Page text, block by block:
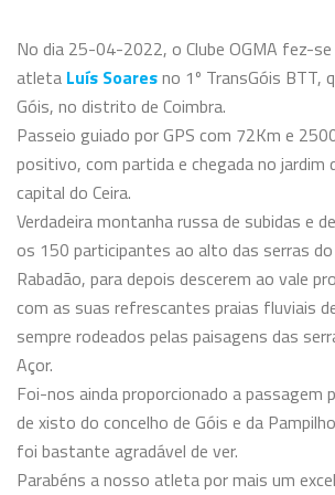
No dia 25-04-2022, o Clube OGMA fez-
atleta Luís Soaresno 1º TransGóis BTT,
Góis, no distrito de Coimbra.
Passeio guiado por GPS com 72Km e
positivo, com partida e chegada no jardim
capital do Ceira.
Verdadeira montanha russa de subidas e
os 150 participantes ao alto das serras
Rabadão, para depois descerem ao vale
com as suas refrescantes praias fluviais
sempre rodeados pelas paisagens das
Açor.
Foi-nos ainda proporcionado a passagem
de xisto do concelho de Góis e da
foi bastante agradável de ver.
Parabéns a nosso atleta por mais um